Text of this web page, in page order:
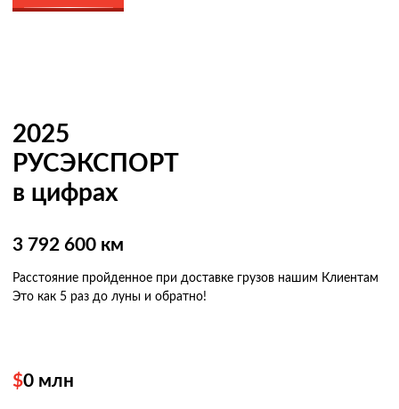
2025
РУСЭКСПОРТ
в цифрах
3 792 600 км
Расстояние пройденное при доставке грузов нашим Клиентам
Это как 5 раз до луны и обратно!
$0 млн